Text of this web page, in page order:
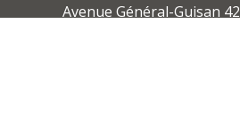
Avenue Général-Guisan 42